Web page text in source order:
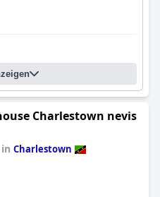
Charlestown nevis
Charlestown